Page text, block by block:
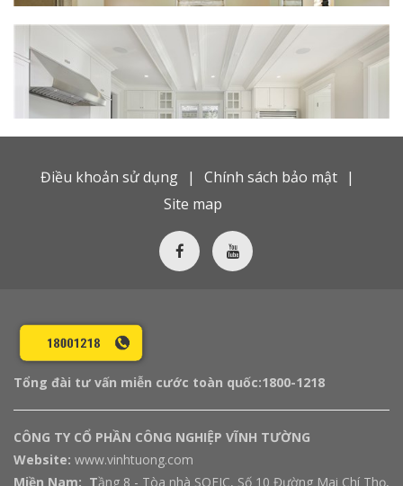
Điều khoản sử dụng
Chính sách bảo mật
Site map
Tổng đài tư vấn miễn cước toàn quốc:1800-1218
CÔNG TY CỔ PHẦN CÔNG NGHIỆP VĨNH TƯỜNG
Website: www.vinhtuong.com
Miền Nam: Tầng 8 - Tòa nhà SOFIC, Số 10 Đường Mai Chí Thọ,